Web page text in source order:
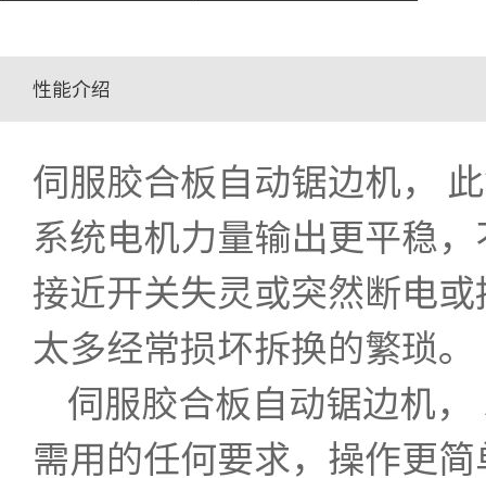
性能介绍
伺服胶合板自动锯边机，
系统电机力量输出更平稳
接近开关失灵或突然断电
太多经常损坏拆换的繁琐。
伺服胶合板自动锯边机，
需用的任何要求，操作更